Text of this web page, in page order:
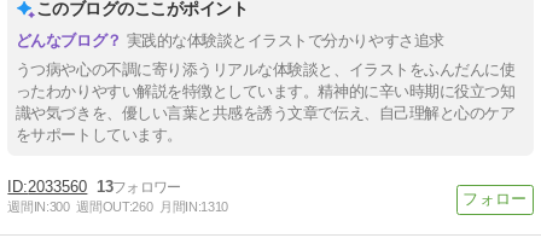
このブログのここがポイント
実践的な体験談とイラストで分かりやすさ追求
うつ病や心の不調に寄り添うリアルな体験談と、イラストをふんだんに使
ったわかりやすい解説を特徴としています。精神的に辛い時期に役立つ知
識や気づきを、優しい言葉と共感を誘う文章で伝え、自己理解と心のケア
をサポートしています。
2033560 13
週間IN:300 週間OUT:260 月間IN:1310